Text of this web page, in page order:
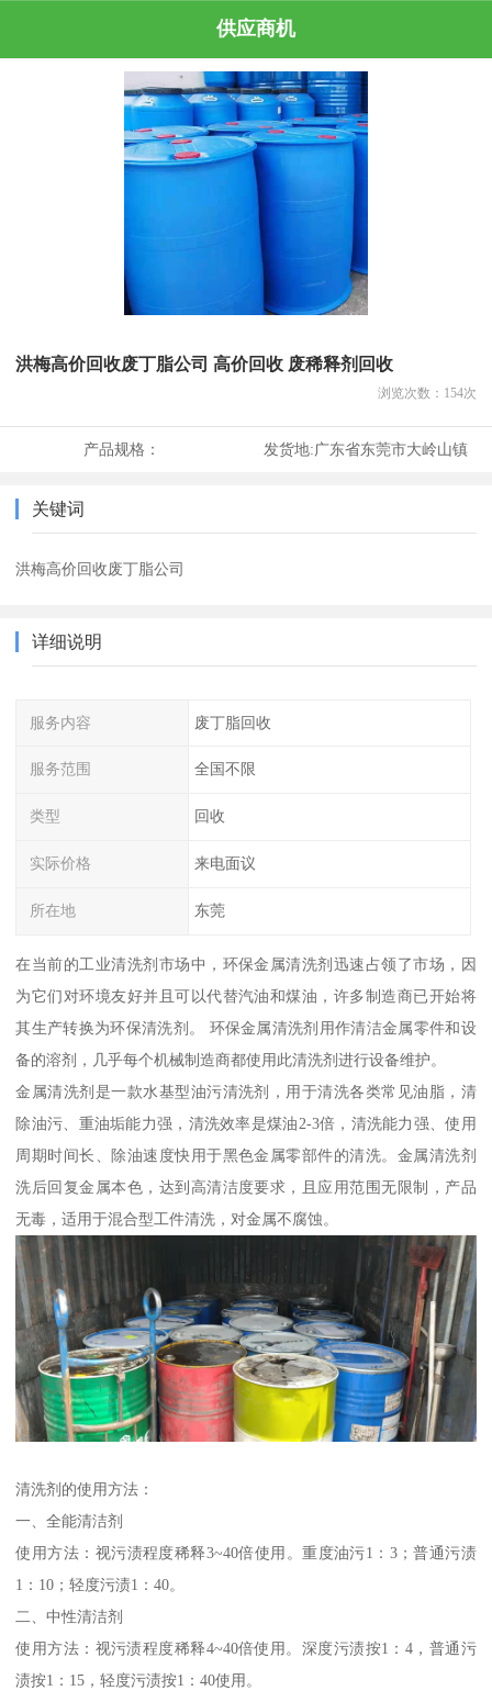
供应商机
洪梅高价回收废丁脂公司 高价回收 废稀释剂回收
浏览次数： 154次
产品规格： 发货地:广东省东莞市大岭山镇
关键词
洪梅高价回收废丁脂公司
详细说明
服务内容 废丁脂回收
服务范围 全国不限
类型 回收
实际价格 来电面议
所在地 东莞
在当前的工业清洗剂市场中，环保金属清洗剂迅速占领了市场，因
为它们对环境友好并且可以代替汽油和煤油，许多制造商已开始将
其生产转换为环保清洗剂。 环保金属清洗剂用作清洁金属零件和设
备的溶剂，几乎每个机械制造商都使用此清洗剂进行设备维护。
金属清洗剂是一款水基型油污清洗剂，用于清洗各类常见油脂，清
除油污、重油垢能力强，清洗效率是煤油2-3倍，清洗能力强、使用
周期时间长、除油速度快用于黑色金属零部件的清洗。金属清洗剂
洗后回复金属本色，达到高清洁度要求，且应用范围无限制，产品
无毒，适用于混合型工件清洗，对金属不腐蚀。
清洗剂的使用方法：
一、全能清洁剂
使用方法：视污渍程度稀释3~40倍使用。重度油污1：3；普通污渍
1：10；轻度污渍1：40。
二、中性清洁剂
使用方法：视污渍程度稀释4~40倍使用。深度污渍按1：4，普通污
渍按1：15，轻度污渍按1：40使用。